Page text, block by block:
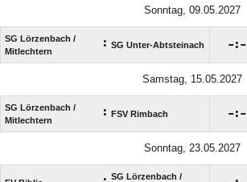
Sonntag, 09.05.2027
SG Lörzenbach /​
Mitlechtern
: SG Unter-Abtsteinach :
Samstag, 15.05.2027
SG Lörzenbach /​
Mitlechtern
: FSV Rimbach :
Sonntag, 23.05.2027
SG Lörzenbach /​